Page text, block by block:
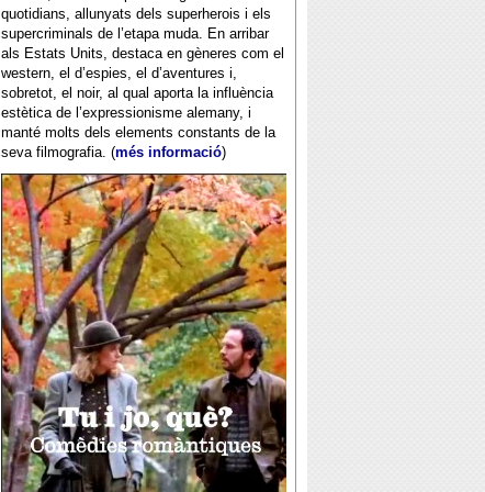
quotidians, allunyats dels superherois i els
supercriminals de l’etapa muda. En arribar
als Estats Units, destaca en gèneres com el
western, el d’espies, el d’aventures i,
sobretot, el noir, al qual aporta la influència
estètica de l’expressionisme alemany, i
manté molts dels elements constants de la
seva filmografia. (més informació)